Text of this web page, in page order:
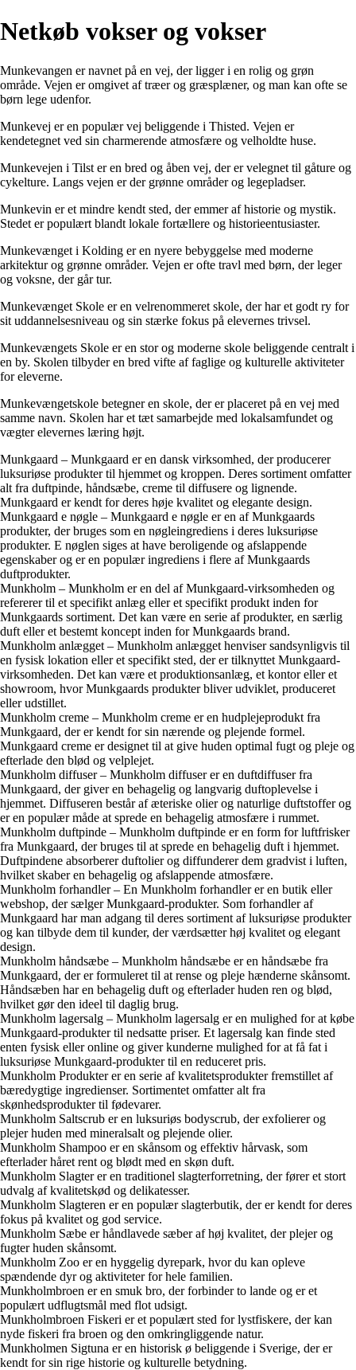
Netkøb vokser og vokser
Munkevangen er navnet på en vej, der ligger i en rolig og grøn
område. Vejen er omgivet af træer og græsplæner, og man kan ofte se
børn lege udenfor.
Munkevej er en populær vej beliggende i Thisted. Vejen er
kendetegnet ved sin charmerende atmosfære og velholdte huse.
Munkevejen i Tilst er en bred og åben vej, der er velegnet til gåture og
cykelture. Langs vejen er der grønne områder og legepladser.
Munkevin er et mindre kendt sted, der emmer af historie og mystik.
Stedet er populært blandt lokale fortællere og historieentusiaster.
Munkevænget i Kolding er en nyere bebyggelse med moderne
arkitektur og grønne områder. Vejen er ofte travl med børn, der leger
og voksne, der går tur.
Munkevænget Skole er en velrenommeret skole, der har et godt ry for
sit uddannelsesniveau og sin stærke fokus på elevernes trivsel.
Munkevængets Skole er en stor og moderne skole beliggende centralt i
en by. Skolen tilbyder en bred vifte af faglige og kulturelle aktiviteter
for eleverne.
Munkevængetskole betegner en skole, der er placeret på en vej med
samme navn. Skolen har et tæt samarbejde med lokalsamfundet og
vægter elevernes læring højt.
Munkgaard – Munkgaard er en dansk virksomhed, der producerer
luksuriøse produkter til hjemmet og kroppen. Deres sortiment omfatter
alt fra duftpinde, håndsæbe, creme til diffusere og lignende.
Munkgaard er kendt for deres høje kvalitet og elegante design.
Munkgaard e nøgle – Munkgaard e nøgle er en af Munkgaards
produkter, der bruges som en nøgleingrediens i deres luksuriøse
produkter. E nøglen siges at have beroligende og afslappende
egenskaber og er en populær ingrediens i flere af Munkgaards
duftprodukter.
Munkholm – Munkholm er en del af Munkgaard-virksomheden og
refererer til et specifikt anlæg eller et specifikt produkt inden for
Munkgaards sortiment. Det kan være en serie af produkter, en særlig
duft eller et bestemt koncept inden for Munkgaards brand.
Munkholm anlægget – Munkholm anlægget henviser sandsynligvis til
en fysisk lokation eller et specifikt sted, der er tilknyttet Munkgaard-
virksomheden. Det kan være et produktionsanlæg, et kontor eller et
showroom, hvor Munkgaards produkter bliver udviklet, produceret
eller udstillet.
Munkholm creme – Munkholm creme er en hudplejeprodukt fra
Munkgaard, der er kendt for sin nærende og plejende formel.
Munkgaard creme er designet til at give huden optimal fugt og pleje og
efterlade den blød og velplejet.
Munkholm diffuser – Munkholm diffuser er en duftdiffuser fra
Munkgaard, der giver en behagelig og langvarig duftoplevelse i
hjemmet. Diffuseren består af æteriske olier og naturlige duftstoffer og
er en populær måde at sprede en behagelig atmosfære i rummet.
Munkholm duftpinde – Munkholm duftpinde er en form for luftfrisker
fra Munkgaard, der bruges til at sprede en behagelig duft i hjemmet.
Duftpindene absorberer duftolier og diffunderer dem gradvist i luften,
hvilket skaber en behagelig og afslappende atmosfære.
Munkholm forhandler – En Munkholm forhandler er en butik eller
webshop, der sælger Munkgaard-produkter. Som forhandler af
Munkgaard har man adgang til deres sortiment af luksuriøse produkter
og kan tilbyde dem til kunder, der værdsætter høj kvalitet og elegant
design.
Munkholm håndsæbe – Munkholm håndsæbe er en håndsæbe fra
Munkgaard, der er formuleret til at rense og pleje hænderne skånsomt.
Håndsæben har en behagelig duft og efterlader huden ren og blød,
hvilket gør den ideel til daglig brug.
Munkholm lagersalg – Munkholm lagersalg er en mulighed for at købe
Munkgaard-produkter til nedsatte priser. Et lagersalg kan finde sted
enten fysisk eller online og giver kunderne mulighed for at få fat i
luksuriøse Munkgaard-produkter til en reduceret pris.
Munkholm Produkter er en serie af kvalitetsprodukter fremstillet af
bæredygtige ingredienser. Sortimentet omfatter alt fra
skønhedsprodukter til fødevarer.
Munkholm Saltscrub er en luksuriøs bodyscrub, der exfolierer og
plejer huden med mineralsalt og plejende olier.
Munkholm Shampoo er en skånsom og effektiv hårvask, som
efterlader håret rent og blødt med en skøn duft.
Munkholm Slagter er en traditionel slagterforretning, der fører et stort
udvalg af kvalitetskød og delikatesser.
Munkholm Slagteren er en populær slagterbutik, der er kendt for deres
fokus på kvalitet og god service.
Munkholm Sæbe er håndlavede sæber af høj kvalitet, der plejer og
fugter huden skånsomt.
Munkholm Zoo er en hyggelig dyrepark, hvor du kan opleve
spændende dyr og aktiviteter for hele familien.
Munkholmbroen er en smuk bro, der forbinder to lande og er et
populært udflugtsmål med flot udsigt.
Munkholmbroen Fiskeri er et populært sted for lystfiskere, der kan
nyde fiskeri fra broen og den omkringliggende natur.
Munkholmen Sigtuna er en historisk ø beliggende i Sverige, der er
kendt for sin rige historie og kulturelle betydning.